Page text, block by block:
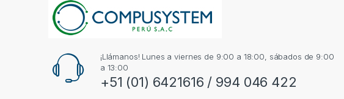
¡Llámanos! Lunes a viernes de 9:00 a 18:00, sábados de 9:00
a 13:00
+51 (01) 6421616 / 994 046 422